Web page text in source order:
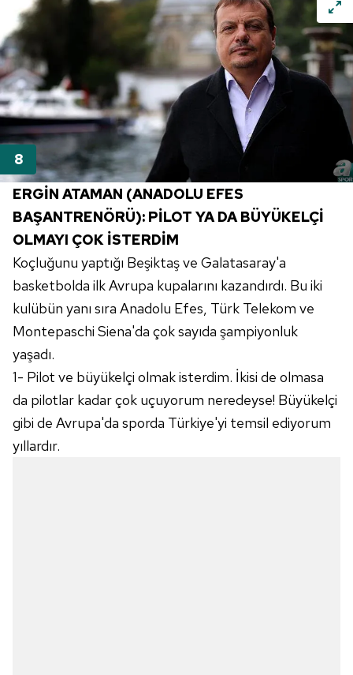
verileriniz işlenmekte olup gerekli olan çerezler bilgi
toplumu hizmetlerinin sunulması amacıyla
kullanılmaktadır. Diğer çerezler, sitemizin daha işlevsel
kılınması ve kişiselleştirilmesi ve sizlere yönelik
reklam/pazarlama faaliyetlerinin yapılması, amaçlarıyla
sınırlı olarak açık rızanız dahilinde kullanılacaktır.
Çerezlere ilişkin tercihlerinizi aşağıda yer alan panel
vasıtasıyla belirleyebilirsiniz. Çerezlere ilişkin detaylı bilgi
için Ayarlar butonuna tıklayabilir,Çerez Bilgilendirme
ziyaret edebilirsiniz.
6698 sayılı Kişisel Verilerin Korunması Kanunu uyarınca
hazırlanmış Aydınlatma Metnimizi okumak ve sitemizde
ilgili mevzuata uygun olarak kullanılan çerezlerle ilgili bilgi
ERGİN ATAMAN (ANADOLU EFES
BAŞANTRENÖRÜ): PİLOT YA DA BÜYÜKELÇİ
OLMAYI ÇOK İSTERDİM
Koçluğunu yaptığı Beşiktaş ve Galatasaray'a
basketbolda ilk Avrupa kupalarını kazandırdı. Bu iki
kulübün yanı sıra Anadolu Efes, Türk Telekom ve
Montepaschi Siena'da çok sayıda şampiyonluk
yaşadı.
1- Pilot ve büyükelçi olmak isterdim. İkisi de olmasa
da pilotlar kadar çok uçuyorum neredeyse! Büyükelçi
gibi de Avrupa'da sporda Türkiye'yi temsil ediyorum
yıllardır.